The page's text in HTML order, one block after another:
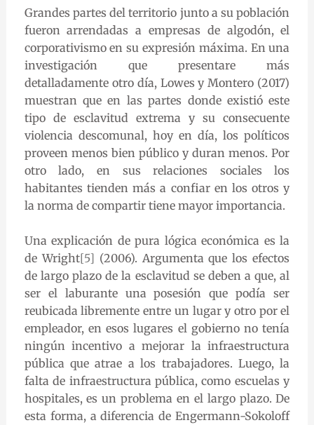
Grandes partes del territorio junto a su población
fueron arrendadas a empresas de algodón, el
corporativismo en su expresión máxima. En una
investigación que presentare más
detalladamente otro día, Lowes y Montero (2017)
muestran que en las partes donde existió este
tipo de esclavitud extrema y su consecuente
violencia descomunal, hoy en día, los políticos
proveen menos bien público y duran menos. Por
otro lado, en sus relaciones sociales los
habitantes tienden más a confiar en los otros y
la norma de compartir tiene mayor importancia.
Una explicación de pura lógica económica es la
de Wright[5] (2006). Argumenta que los efectos
de largo plazo de la esclavitud se deben a que, al
ser el laburante una posesión que podía ser
reubicada libremente entre un lugar y otro por el
empleador, en esos lugares el gobierno no tenía
ningún incentivo a mejorar la infraestructura
pública que atrae a los trabajadores. Luego, la
falta de infraestructura pública, como escuelas y
hospitales, es un problema en el largo plazo. De
esta forma, a diferencia de Engermann-Sokoloff